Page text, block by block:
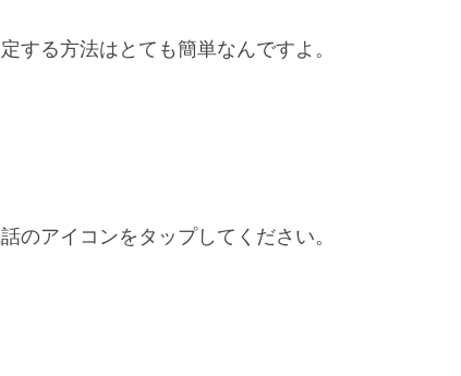
する方法はとても簡単なんですよ。
のアイコンをタップしてください。